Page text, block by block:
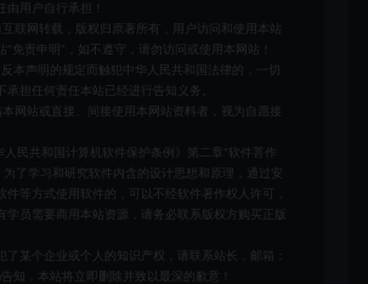
由用户自行承担！
联网转载，版权归原著所有，用户访问和使用本站
“免责申明”，如不遵守，请勿访问或使用本网站！
本声明的规定而触犯中华人民共和国法律的，一切
承担任何责任本站已经进行告知义务。
网站或直接、间接使用本网站资料者，视为自愿接
民共和国计算机软件保护条例》第二章"软件菩作
为了学习和研究软件内含的设计思想和原理，通过安
件等方式使用软件的，可以不经软件著作权人许可，
学员需要商用本站资源，请务必联系版权方购买正版
了某个企业或个人的知识产权，请联系站长，邮箱：
知，本站将立即删除并致以最深的歉意！